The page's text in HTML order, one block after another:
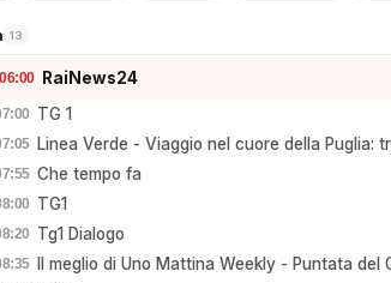
13
06:00 RaiNews24
TG 1
Linea Verde - Viaggio nel cuore della
Che tempo fa
TG1
Tg1 Dialogo
Il meglio di Uno Mattina Weekly - Puntata